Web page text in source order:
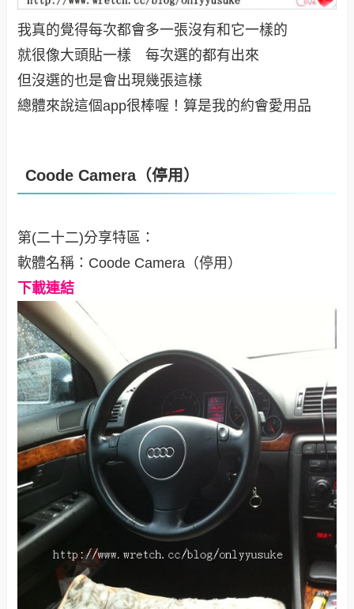
我真的覺得每次都會多一張沒有和它一樣的
就很像大頭貼一樣 每次選的都有出來
但沒選的也是會出現幾張這樣
總體來說這個app很棒喔！算是我的約會愛用品
Coode Camera（停用）
第(二十二)分享特區：
軟體名稱：Coode Camera（停用）
下載連結